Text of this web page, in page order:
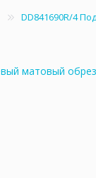
DD841690R/4